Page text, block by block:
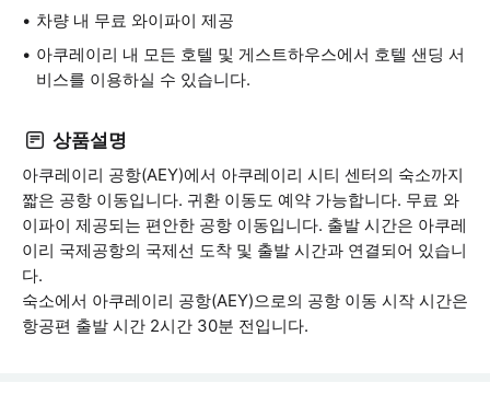
차량 내 무료 와이파이 제공
아쿠레이리 내 모든 호텔 및 게스트하우스에서 호텔 샌딩 서
비스를 이용하실 수 있습니다.
상품설명
아쿠레이리 공항(AEY)에서 아쿠레이리 시티 센터의 숙소까지
짧은 공항 이동입니다. 귀환 이동도 예약 가능합니다. 무료 와
이파이 제공되는 편안한 공항 이동입니다. 출발 시간은 아쿠레
이리 국제공항의 국제선 도착 및 출발 시간과 연결되어 있습니
다.
숙소에서 아쿠레이리 공항(AEY)으로의 공항 이동 시작 시간은
항공편 출발 시간 2시간 30분 전입니다.